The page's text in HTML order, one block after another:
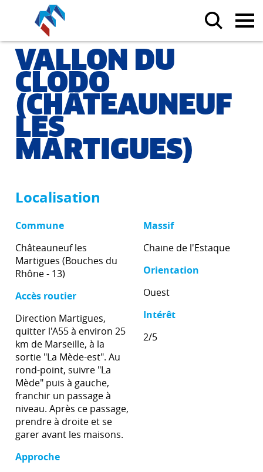
VALLON DU
CLODO
(CHÂTEAUNEUF
LES
MARTIGUES)
Localisation
Commune
Châteauneuf les
Martigues (Bouches du
Rhône - 13)
Accès routier
Direction Martigues,
quitter l'A55 à environ 25
km de Marseille, à la
sortie "La Mède-est". Au
rond-point, suivre "La
Mède" puis à gauche,
franchir un passage à
niveau. Après ce passage,
prendre à droite et se
garer avant les maisons.
Approche
Massif
Chaine de l'Estaque
Orientation
Ouest
Intérêt
2/5